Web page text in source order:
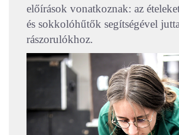
előírások vonatkoznak: az
és sokkolóhűtők segítségével
rászorulókhoz.